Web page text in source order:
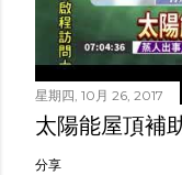
星期四, 10月 26, 2017
太陽能屋頂補
分享